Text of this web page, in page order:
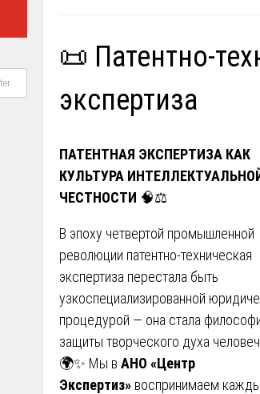
📜 Патентно-
экспертиза
ПАТЕНТНАЯ ЭКСПЕРТИЗА КАК
КУЛЬТУРА
ЧЕСТНОСТИ 🧠⚖️
В эпоху четвертой промышленной
революции патентно-техническая
экспертиза перестала быть
узкоспециализированной
процедурой — она стала
защиты творческого духа
🌍✨ Мы в АНО «Центр
Экспертиз» воспринимаем